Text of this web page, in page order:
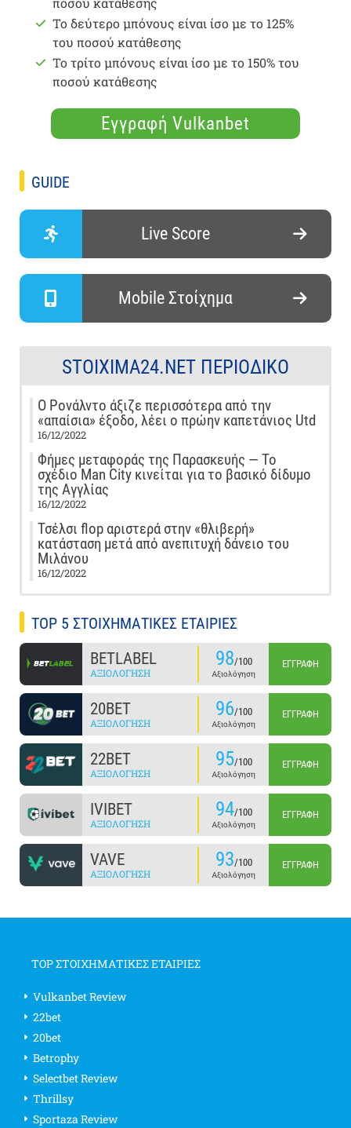
Το δεύτερο μπόνους είναι ίσο με το 125%
του ποσού κατάθεσης
Το τρίτο μπόνους είναι ίσο με το 150% του
ποσού κατάθεσης
Εγγραφή Vulkanbet
GUIDE
Live Score
Mobile Στοίχημα
STOIXIMA24.NET ΠΕΡΙΟΔΙΚΌ
Ο Ρονάλντο άξιζε περισσότερα από την
«απαίσια» έξοδο, λέει ο πρώην καπετάνιος Utd
16/12/2022
Φήμες μεταφοράς της Παρασκευής — Το
σχέδιο Man City κινείται για το βασικό δίδυμο
της Αγγλίας
16/12/2022
Τσέλσι flop αριστερά στην «θλιβερή»
κατάσταση μετά από ανεπιτυχή δάνειο του
Μιλάνου
16/12/2022
TOP 5 ΣΤΟΙΧΗΜΑΤΙΚΕΣ ΕΤΑΙΡΙΕΣ
BETLABEL
ΑΞΙΟΛΌΓΗΣΗ
98/100
Αξιολόγηση
ΕΓΓΡΑΦΉ
20BET
ΑΞΙΟΛΌΓΗΣΗ
96/100
Αξιολόγηση
ΕΓΓΡΑΦΉ
22BET
ΑΞΙΟΛΌΓΗΣΗ
95/100
Αξιολόγηση
ΕΓΓΡΑΦΉ
IVIBET
ΑΞΙΟΛΌΓΗΣΗ
94/100
Αξιολόγηση
ΕΓΓΡΑΦΉ
VAVE
ΑΞΙΟΛΌΓΗΣΗ
93/100
Αξιολόγηση
ΕΓΓΡΑΦΉ
TOP ΣΤΟΙΧΗΜΑΤΙΚΕΣ ΕΤΑΙΡΙΕΣ
Vulkanbet Review
22bet
20bet
Betrophy
Selectbet Review
Thrillsy
Sportaza Review